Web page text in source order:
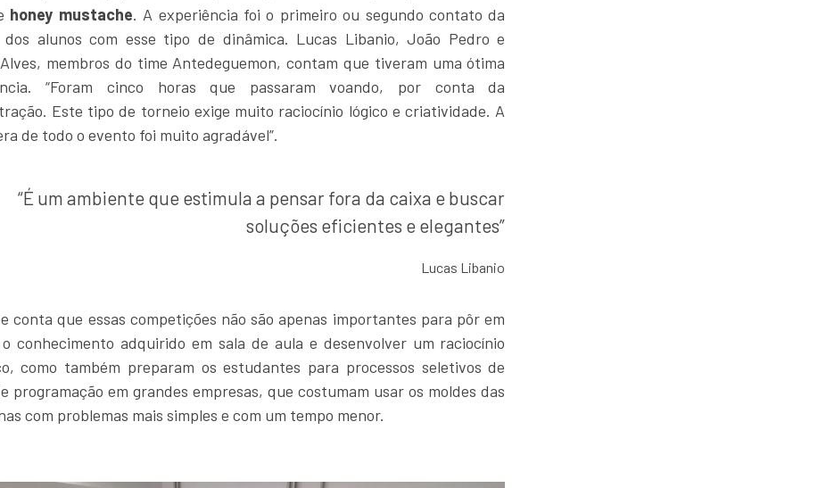
honey mustache. A experiência foi o primeiro ou segundo contato da
dos alunos com esse tipo de dinâmica. Lucas Libanio,João Pedro e
membros do time Antedeguemon, contam que tiveram uma ótima
“Foram cinco horas que passaram voando, por conta da
Este tipo de torneio exige muito raciocínio lógico e criatividade. A
de todo o evento foi muito agradável”.
“É um ambiente que estimula a pensar fora da caixa e buscar
soluções eficientes e elegantes”
Lucas Libanio
conta que essas competições não são apenas importantes para pôr em
conhecimento adquirido em sala de aula e desenvolver um raciocínio
como também preparam os estudantes para processos seletivos de
programação em grandes empresas, que costumam usar os moldes das
com problemas mais simples e com um tempo menor.